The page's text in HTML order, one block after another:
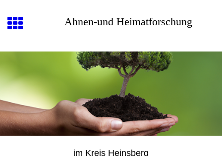
Ahnen-und Heimatforschung
im Kreis Heinsberg